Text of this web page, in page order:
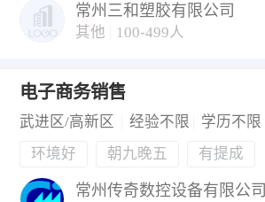
常州三和塑胶有限公司
其他 100-499人
电子商务销售
武进区/高新区
经验不限 学历不限
环境好 朝九晚五 有提成
常州传奇数控设备有限公司